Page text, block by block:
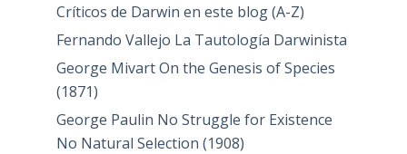
Críticos de Darwin en este blog (A-Z)
Fernando Vallejo La Tautología Darwinista
George Mivart On the Genesis of Species
(1871)
George Paulin No Struggle for Existence
No Natural Selection (1908)